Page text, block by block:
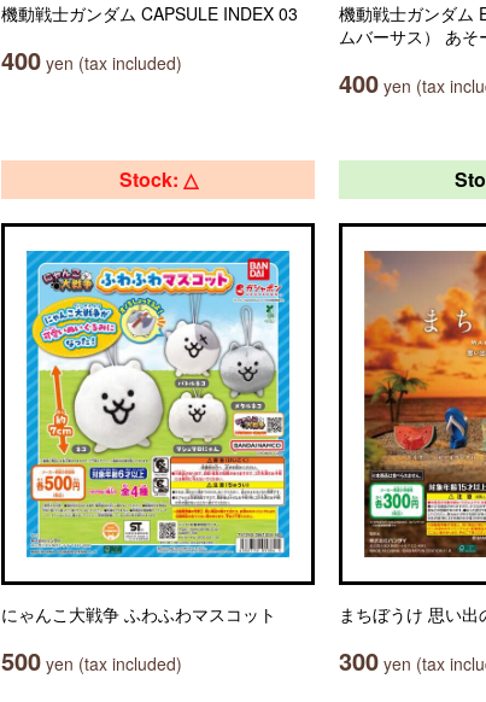
機動戦士ガンダム CAPSULE INDEX 03
400 yen (tax included)
機動戦士ガンダム
ムバーサス） あそ
400 yen (tax
Stock: △
にゃんこ大戦争 ふわふわマスコット
500 yen (tax included)
まちぼうけ 思い出
300 yen (tax